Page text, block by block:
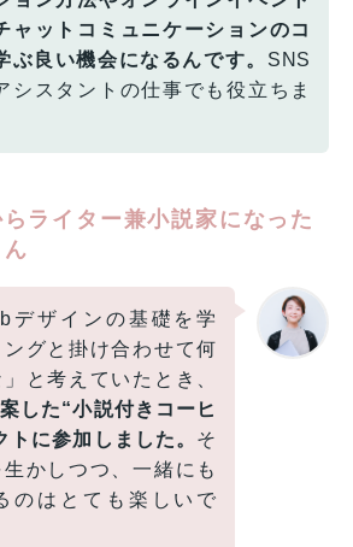
ャットコミュニケーションのコ
ぶ良い機会になるんです。 SNS
シスタントの仕事でも役立ちま
ライター兼小説家になった
デザインの基礎を学
グと掛け合わせて何
と考えていたとき、
した“小説付きコーヒ
トに参加しました。 そ
かしつつ、一緒にも
のはとても楽しいで